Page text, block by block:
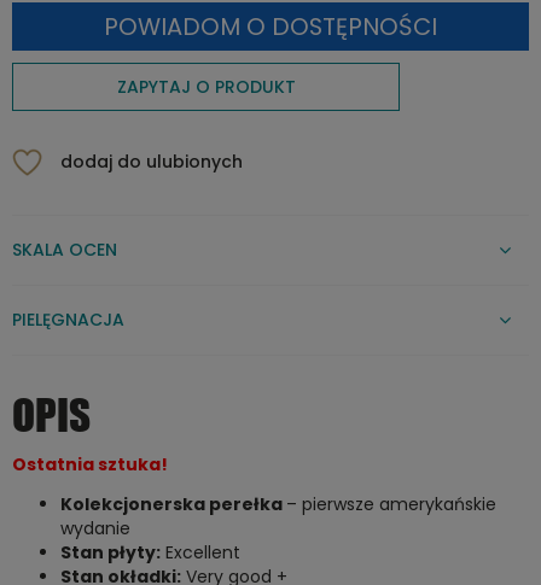
POWIADOM O DOSTĘPNOŚCI
ZAPYTAJ O PRODUKT
dodaj do ulubionych
SKALA OCEN
PIELĘGNACJA
OPIS
Ostatnia sztuka!
Kolekcjonerska perełka – pierwsze amerykańskie
wydanie
Stan płyty: Excellent
Stan okładki: Very good +